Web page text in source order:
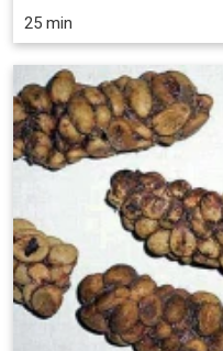
25 min